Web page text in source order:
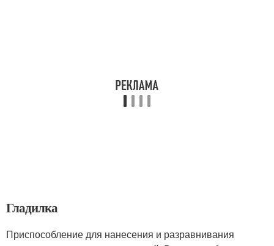
Гладилка
Приспособление для нанесения и разравнивания